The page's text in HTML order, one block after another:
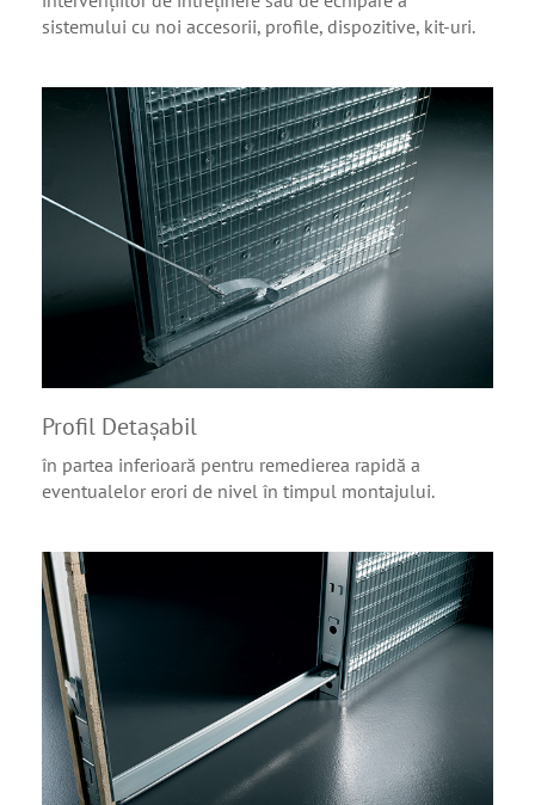
sistemului cu noi accesorii, profile, dispozitive, kit-uri.
Profil Detaşabil
în partea inferioară pentru remedierea rapidă a
eventualelor erori de nivel în timpul montajului.